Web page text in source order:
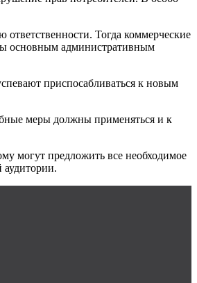
Тогда коммерческие
основным административным
приспосабливаться к новым
меры должны применяться и к
могут предложить все необходимое
аудитории.